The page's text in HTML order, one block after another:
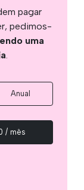
pagar
pedimos-
uma
Anual
/ mês